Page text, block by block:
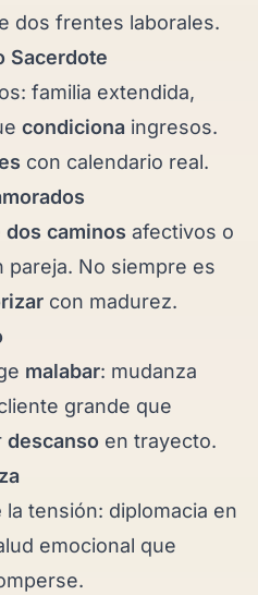
dos frentes laborales.
Sacerdote
familia extendida,
condiciona ingresos.
con calendario real.
dos caminos afectivos o
pareja. No siempre es
con madurez.
malabar: mudanza
grande que
descanso en trayecto.
la tensión: diplomacia en
emocional que